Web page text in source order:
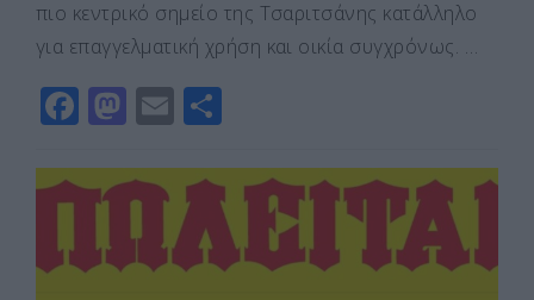
πιο κεντρικό σημείο της Τσαριτσάνης κατάλληλο
για επαγγελματική χρήση και οικία συγχρόνως. …
F
c
e
b
M
st
d
E
ai
l
ρ
α
σ